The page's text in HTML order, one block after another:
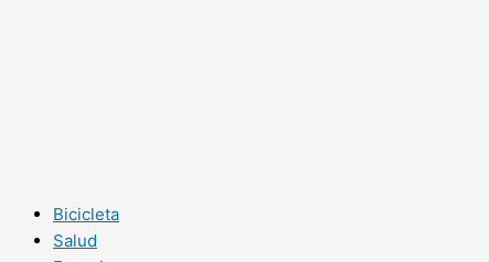
Bicicleta
Salud